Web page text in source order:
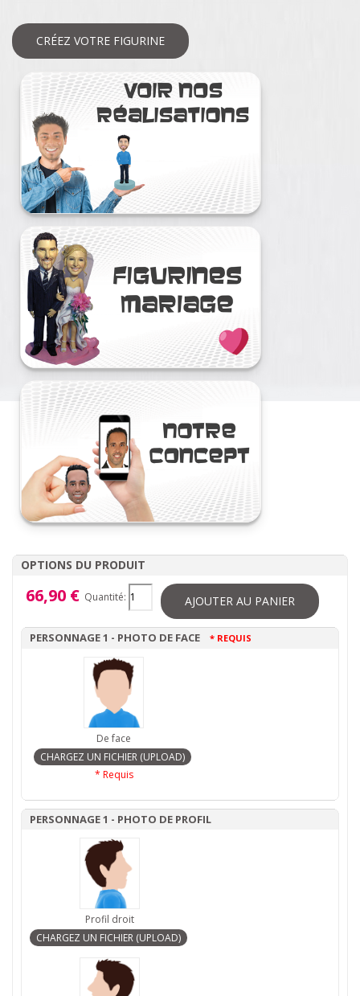
CRÉEZ VOTRE FIGURINE
OPTIONS DU PRODUIT
66,90 € Quantité: AJOUTER AU PANIER
PERSONNAGE 1 - PHOTO DE FACE * REQUIS
De face
* Requis
PERSONNAGE 1 - PHOTO DE PROFIL
Profil droit